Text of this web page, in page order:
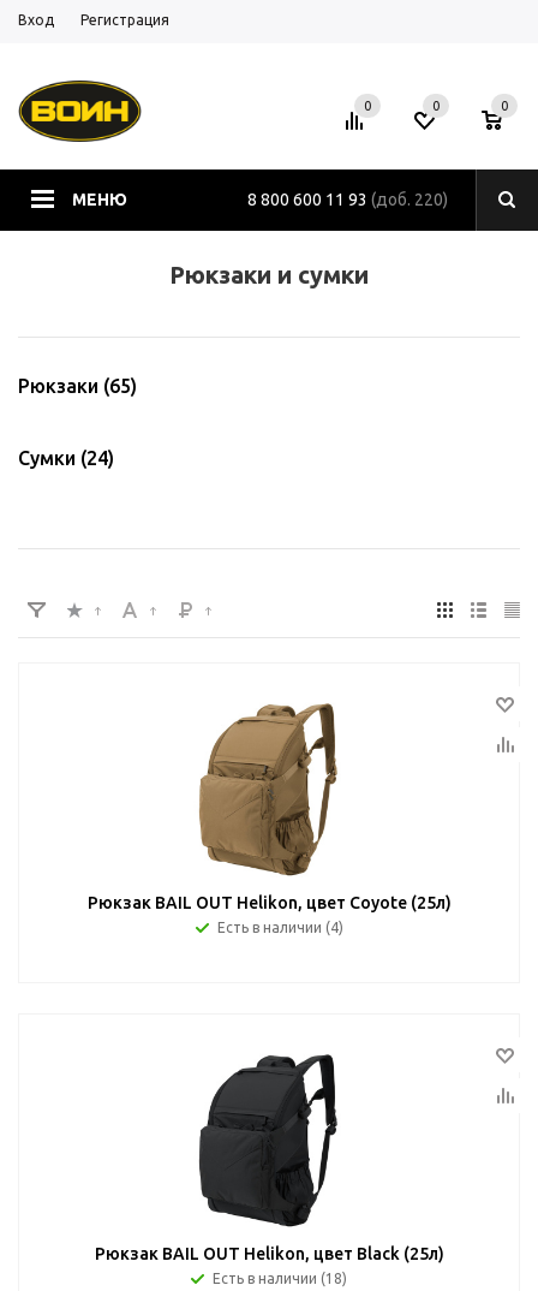
Вход Регистрация
МЕНЮ 8 800 600 11 93 (доб. 220)
0 0 0
Рюкзаки и сумки
Рюкзаки (65)
Сумки (24)
Рюкзак BAIL OUT Helikon, цвет Coyote (25л)
Есть в наличии (4)
Рюкзак BAIL OUT Helikon, цвет Black (25л)
Есть в наличии (18)